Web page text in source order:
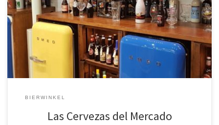
Mijn vrouw en ik hadden maar liefst drie dingen te vieren.
Suikerfeest in verband met dertig dagen ramadan, tien jaar samen
en zeven jaar getrouwd. Na wat speurwerk nog een […]
BIERWINKEL
Las Cervezas del Mercado